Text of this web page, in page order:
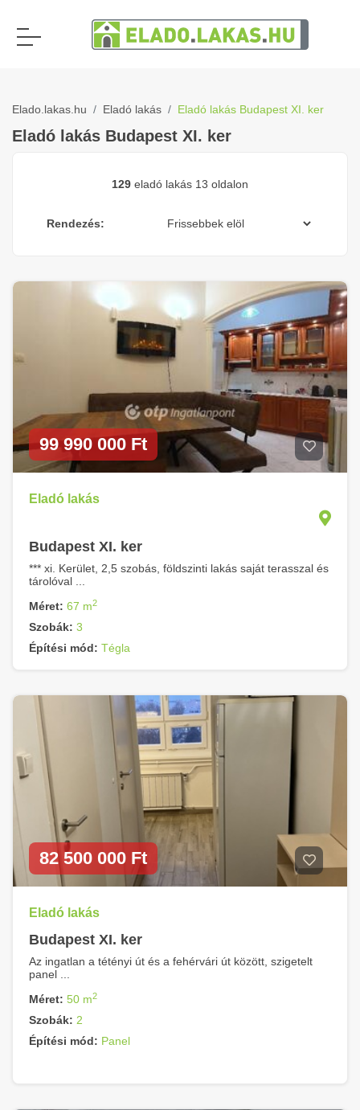
Elado.lakas.hu Eladó lakás Eladó lakás Budapest XI. ker
Eladó lakás Budapest XI. ker
129 eladó lakás 13 oldalon
Rendezés:
99 990 000 Ft
Eladó lakás
Budapest XI. ker
*** xi. Kerület, 2,5 szobás, földszinti lakás saját terasszal és
tárolóval ...
Méret: 67 m2
Szobák: 3
Építési mód: Tégla
82 500 000 Ft
Eladó lakás
Budapest XI. ker
Az ingatlan a tétényi út és a fehérvári út között, szigetelt
panel ...
Méret: 50 m2
Szobák: 2
Építési mód: Panel